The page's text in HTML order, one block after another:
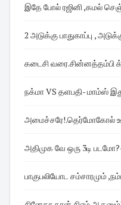
இதே போல் ரஜினி ,கமல்
2 அடுக்கு
கடைசி வரை.சின்னத்தம்பி
நக்மா VS தளபதி- மாம்ஸ்
அமைச்சரே!.தெர்மோகோல்
அதிமுக வே ஒரு 3டி
பாகுபலியோட சம்சாரமும்